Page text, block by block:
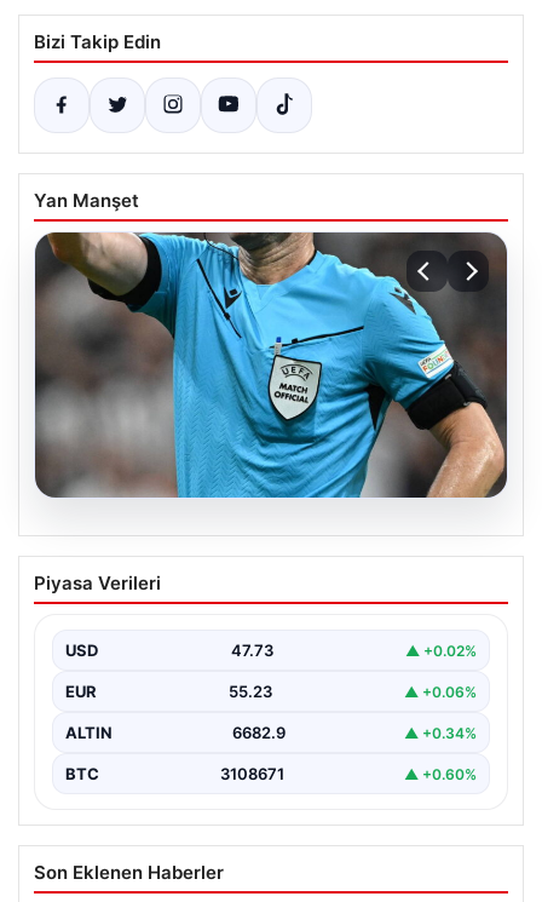
Bizi Takip Edin
Yan Manşet
09.08.2026
Beşiktaş ve Hradec Kralove
Eşleşmesinin Hakem Ataması Belirlendi
olan UEFA Avrupa Ligi üçüncü ön eleme turu…
Piyasa Verileri
USD 47.73 ▲ +0.02%
EUR 55.23 ▲ +0.06%
ALTIN 6682.9 ▲ +0.34%
BTC 3108671 ▲ +0.60%
Son Eklenen Haberler